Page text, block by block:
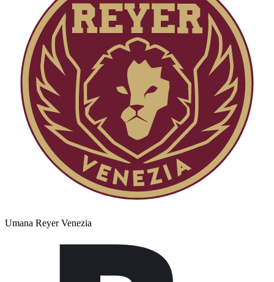
Umana Reyer Venezia